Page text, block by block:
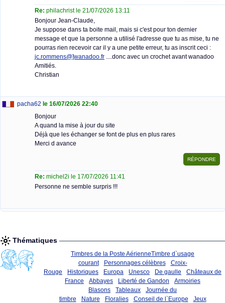
Re: philachrist le 21/07/2026 13:11
Bonjour Jean-Claude,
Je suppose dans ta boite mail, mais si c'est pour ton dernier
message et que la personne a utilisé l'adresse que tu as mise, tu ne
pourras rien recevoir car il y a une petite erreur, tu as inscrit ceci :
jc.rommens@]wanadoo.fr ....donc avec un crochet avant wanadoo
Amitiés.
Christian
pacha62 le 16/07/2026 22:40
Bonjour
A quand la mise à jour du site
Déjà que les échanger se font de plus en plus rares
Merci d avance
Re: michel2i le 17/07/2026 11:41
Personne ne semble surpris !!!
Thématiques
Timbres de la Poste AérienneTimbre d`usage
courant
Personnages célèbres
Croix-
Rouge
Historiques Europa Unesco De gaulle
Châteaux de
France
Abbayes Liberté de Gandon
Armoiries
Blasons
Tableaux
Journée du
timbre
Nature Floralies Conseil de l`Europe
Jeux